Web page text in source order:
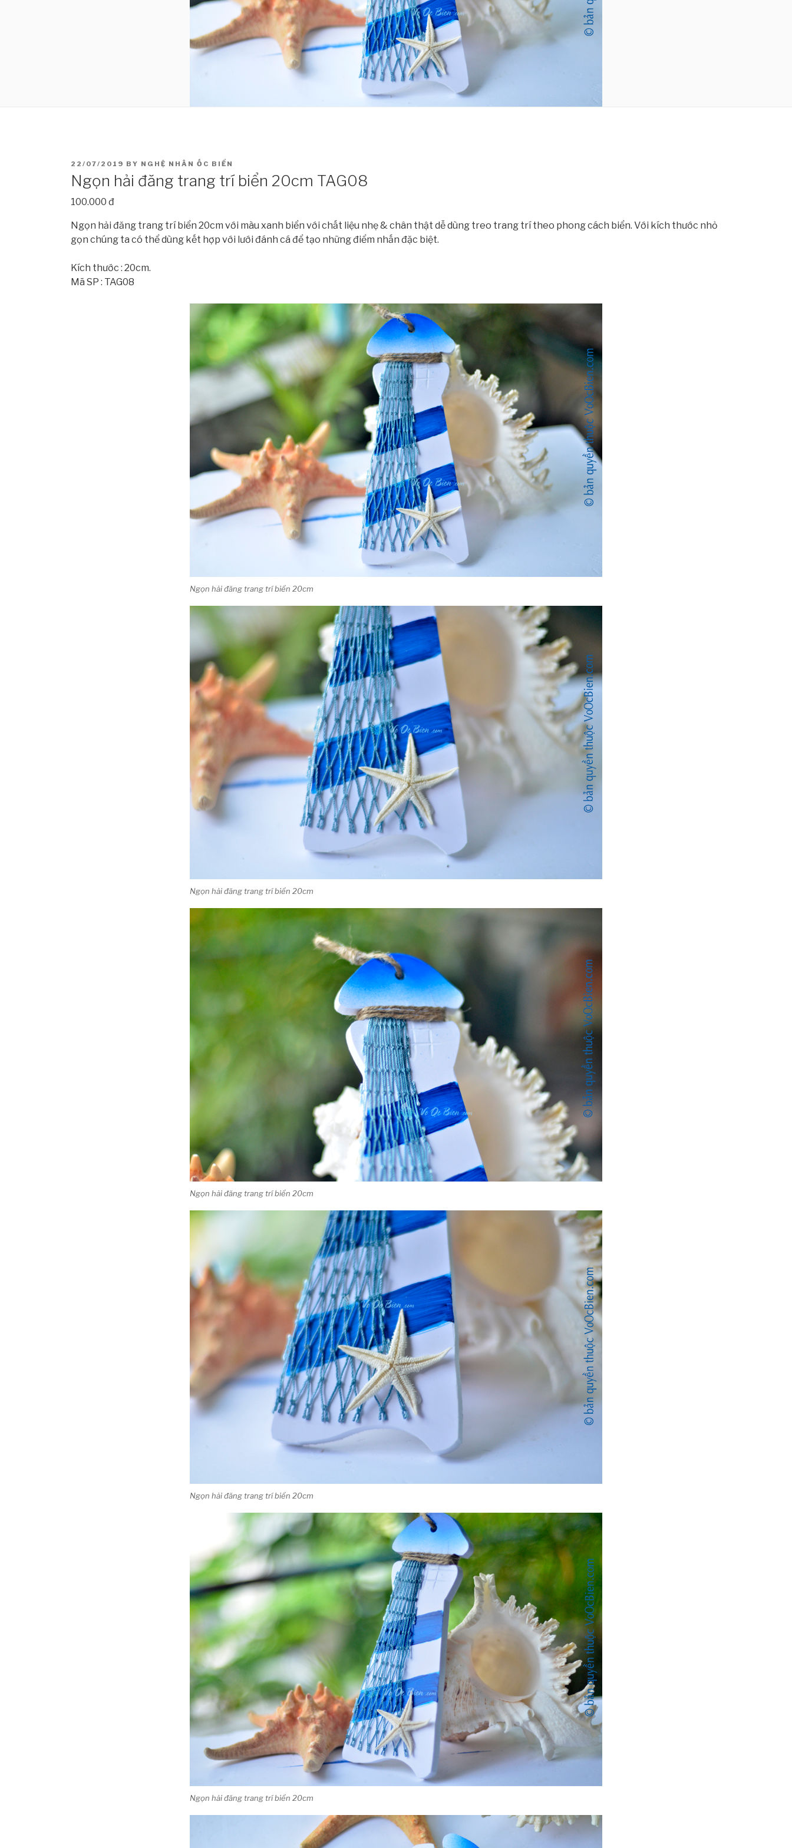
POSTED
ON
22/07/2019 BY NGHỆ NHÂN ỐC BIỂN
Ngọn hải đăng trang trí biển 20cm TAG08
100.000 đ
Ngọn hải đăng trang trí biển 20cm với màu xanh biển với chất liệu nhẹ & chân thật dễ dùng treo trang trí theo phong cách biển. Với kích thước nhỏ
gọn chúng ta có thể dùng kết hợp với lưới đánh cá để tạo những điểm nhấn đặc biệt.
Kích thước : 20cm.
Mã SP : TAG08
Ngọn hải đăng trang trí biển 20cm
Ngọn hải đăng trang trí biển 20cm
Ngọn hải đăng trang trí biển 20cm
Ngọn hải đăng trang trí biển 20cm
Ngọn hải đăng trang trí biển 20cm